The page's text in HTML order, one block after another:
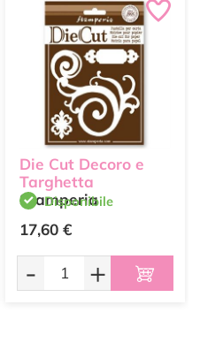
Die Cut Decoro e
Targhetta
Stamperia
Disponibile
17,60 €
- +